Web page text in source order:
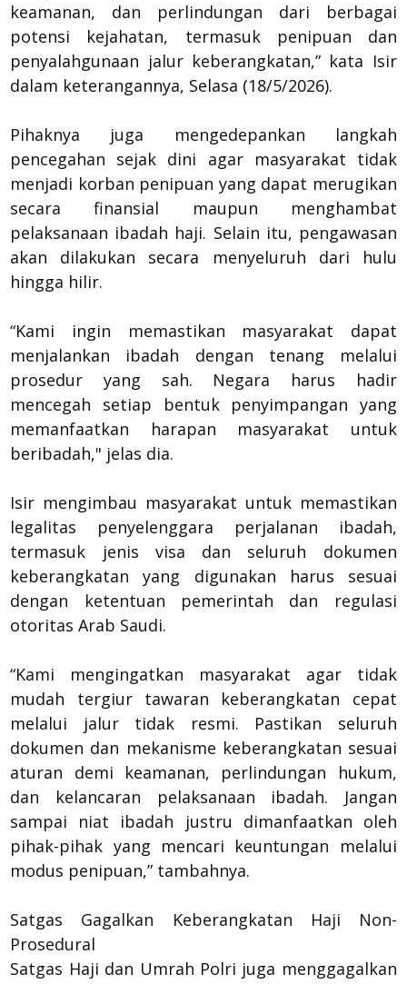
keamanan, dan perlindungan dari berbagai
potensi kejahatan, termasuk penipuan dan
penyalahgunaan jalur keberangkatan,” kata Isir
dalam keterangannya, Selasa (18/5/2026).
Pihaknya juga mengedepankan langkah
pencegahan sejak dini agar masyarakat tidak
menjadi korban penipuan yang dapat merugikan
secara finansial maupun menghambat
pelaksanaan ibadah haji. Selain itu, pengawasan
akan dilakukan secara menyeluruh dari hulu
hingga hilir.
“Kami ingin memastikan masyarakat dapat
menjalankan ibadah dengan tenang melalui
prosedur yang sah. Negara harus hadir
mencegah setiap bentuk penyimpangan yang
memanfaatkan harapan masyarakat untuk
beribadah," jelas dia.
Isir mengimbau masyarakat untuk memastikan
legalitas penyelenggara perjalanan ibadah,
termasuk jenis visa dan seluruh dokumen
keberangkatan yang digunakan harus sesuai
dengan ketentuan pemerintah dan regulasi
otoritas Arab Saudi.
“Kami mengingatkan masyarakat agar tidak
mudah tergiur tawaran keberangkatan cepat
melalui jalur tidak resmi. Pastikan seluruh
dokumen dan mekanisme keberangkatan sesuai
aturan demi keamanan, perlindungan hukum,
dan kelancaran pelaksanaan ibadah. Jangan
sampai niat ibadah justru dimanfaatkan oleh
pihak-pihak yang mencari keuntungan melalui
modus penipuan,” tambahnya.
Satgas Gagalkan Keberangkatan Haji Non-
Prosedural
Satgas Haji dan Umrah Polri juga menggagalkan